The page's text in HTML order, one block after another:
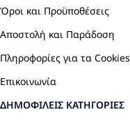
Όροι και Προϋποθέσεις
Αποστολή και Παράδοση
Πληροφορίες για τα Cookies
Επικοινωνία
ΔΗΜΟΦΙΛΕΊΣ ΚΑΤΗΓΟΡΊΕΣ